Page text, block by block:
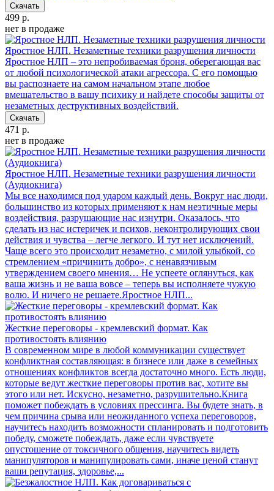
Скачать
499 р.
нет в продаже
Яростное НЛП. Незаметные техники разрушения личности
Яростное НЛП – это непробиваемая броня, оберегающая вас
от любой психологической атаки агрессора. С его помощью
вы распознаете на самом начальном этапе любое
вмешательство в вашу психику и найдете способы защиты от
незаметных деструктивных воздействий.
Скачать
471 р.
нет в продаже
Яростное НЛП. Незаметные техники разрушения личности
(Аудиокнига)
Мы все находимся под ударом каждый день. Вокруг нас люди,
большинство из которых применяют к нам неэтичные меры
воздействия, разрушающие нас изнутри. Оказалось, что
сделать из нас истеричек и психов, неконтролирующих свои
действия и чувства – легче легкого. И тут нет исключений.
Чаще всего это происходит незаметно, с милой улыбкой, со
стремлением «причинить добро», с ненавязчивым
утверждением своего мнения… Не успеете оглянуться, как
ваша жизнь и не ваша вовсе – теперь вы исполняете чужую
волю. И ничего не решаете.Яростное НЛП...
Жесткие переговоры - кремлевский формат. Как
противостоять влиянию
В современном мире в любой коммуникации существует
конфликтная составляющая: в бизнесе или даже в семейных
отношениях конфликтов всегда достаточно много. Есть люди,
которые ведут жесткие переговоры против вас, хотите вы
этого или нет. Искусно, незаметно, разрушительно.Книга
поможет побеждать в условиях прессинга. Вы будете знать, в
чем причина срыва или неожиданного успеха переговоров,
научитесь находить возможности спланировать и подготовить
победу, сможете побеждать, даже если чувствуете
опустошение от токсичного общения, научитесь видеть
манипуляторов и манипулировать сами, иначе ценой станут
ваши репутация, здоровье,...